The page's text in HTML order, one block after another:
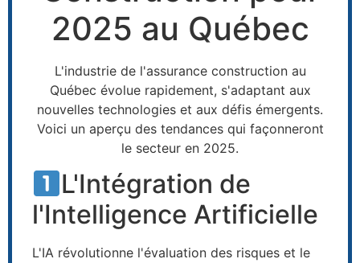
2025 au Québec
L'industrie de l'assurance construction au
Québec évolue rapidement, s'adaptant aux
nouvelles technologies et aux défis émergents.
Voici un aperçu des tendances qui façonneront
le secteur en 2025.
L'Intégration de
l'Intelligence Artificielle
L'IA révolutionne l'évaluation des risques et le